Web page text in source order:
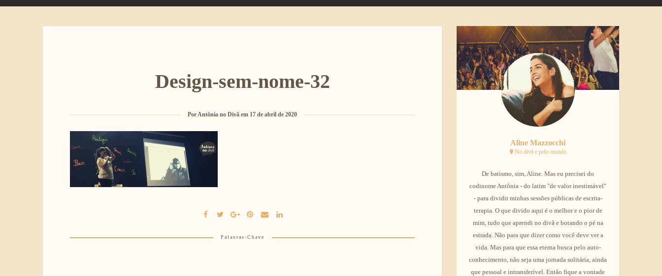
Design-sem-nome-32
PorAntônia no Divã em 17 de abril de 2020
Palavras-Chave
Aline Mazzocchi
No divã e pelo mundo
De batismo, sim, Aline. Mas eu precisei do
codinome Antônia - do latim "de valor inestimável"
- para dividir minhas sessões públicas de escrita-
terapia. O que divido aqui é o melhor e o pior de
mim, tudo que aprendi no divã e botando o pé na
estrada. Não para que dizer como você deve ver a
vida. Mas para que essa eterna busca pelo auto-
conhecimento, não seja uma jornada solitária, ainda
que pessoal e intransferível. Então fique a vontade